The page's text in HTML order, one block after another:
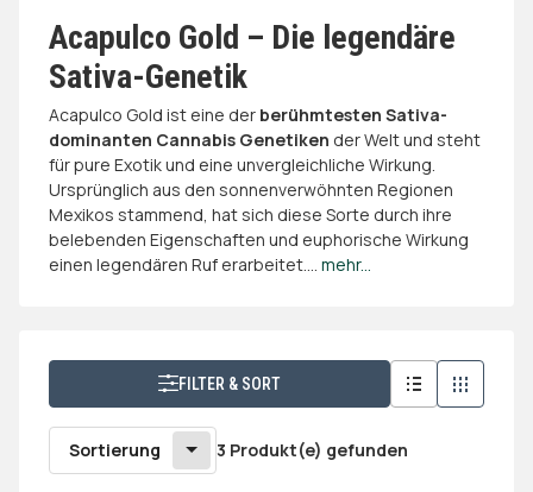
Acapulco Gold – Die legendäre
Sativa-Genetik
Acapulco Gold ist eine der berühmtesten Sativa-
dominanten Cannabis Genetiken der Welt und steht
für pure Exotik und eine unvergleichliche Wirkung.
Ursprünglich aus den sonnenverwöhnten Regionen
Mexikos stammend, hat sich diese Sorte durch ihre
belebenden Eigenschaften und euphorische Wirkung
einen legendären Ruf erarbeitet.... mehr...
FILTER & SORT
Sortierung 3 Produkt(e) gefunden